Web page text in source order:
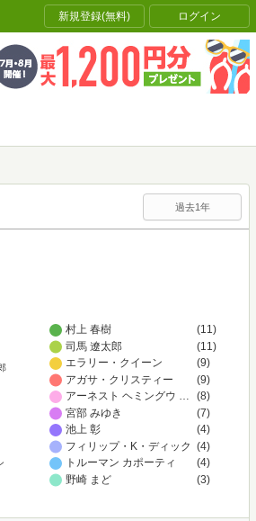
新規登録(無料) ログイン
過去1年
村上 春樹
(11)
司馬 遼太郎
(11)
エラリー・クイーン
(9)
アガサ・クリスティー
(9)
アーネスト ヘミングウェイ(8)
…
宮部 みゆき
(7)
池上 彰
(4)
フィリップ・K・ディック (4)
トルーマン カポーティ
(4)
野崎 まど
(3)